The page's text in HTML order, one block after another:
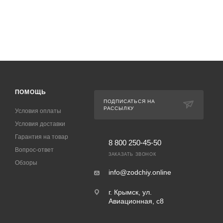
ПОМОЩЬ
Условия оплаты
Условия доставки
Гарантия на товар
Вопрос-ответ
Обзоры
ПОДПИСАТЬСЯ НА
РАССЫЛКУ
8 800 250-45-50
ЗАКАЗАТЬ ЗВОНОК
info@zodchiy.online
г. Крымск, ул.
Авиационная, с8